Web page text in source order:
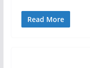
Read More